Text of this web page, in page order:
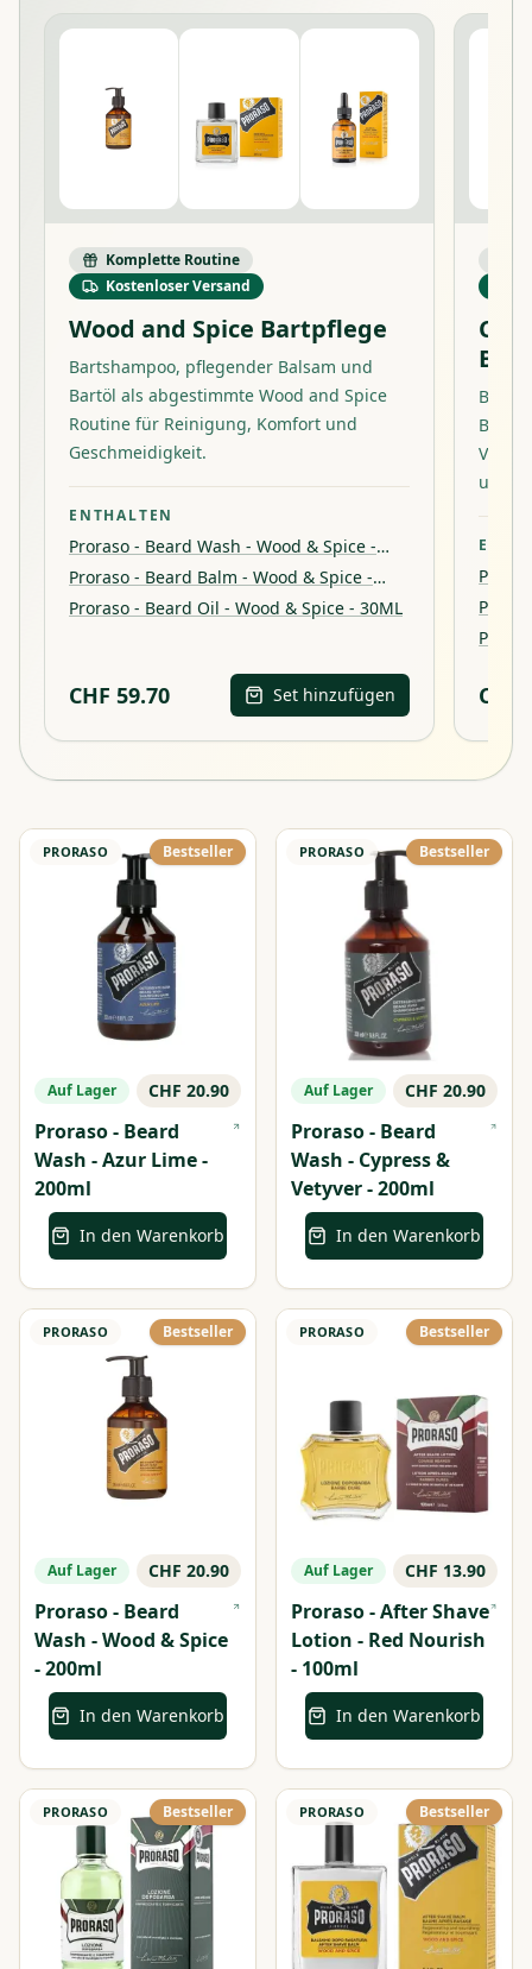
Komplette Routine
Kostenloser Versand
Wood and Spice Bartpflege
Bartshampoo, pflegender Balsam und
Bartöl als abgestimmte Wood and Spice
Routine für Reinigung, Komfort und
Geschmeidigkeit.
ENTHALTEN
Proraso - Beard Wash - Wood & Spice -
200ml
Proraso - Beard Balm - Wood & Spice -
100ml
Proraso - Beard Oil - Wood & Spice - 30ML
CHF 59.70 Set hinzufügen
Bartöl
und
200ml
100ml
CHF
PRORASO Bestseller
Auf Lager CHF 20.90
Proraso - Beard
Wash - Azur Lime -
200ml
In den Warenkorb
PRORASO Bestseller
Auf Lager CHF 20.90
Proraso - Beard
Wash - Cypress &
Vetyver - 200ml
In den Warenkorb
PRORASO Bestseller
Auf Lager CHF 20.90
Proraso - Beard
Wash - Wood & Spice
- 200ml
In den Warenkorb
PRORASO Bestseller
Auf Lager CHF 13.90
Proraso - After Shave
Lotion - Red Nourish
- 100ml
In den Warenkorb
PRORASO Bestseller PRORASO Bestseller